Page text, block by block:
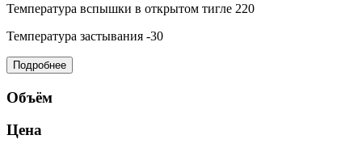
Температура вспышки в открытом тигле 220
Температура застывания -30
Подробнее
Объём
Цена